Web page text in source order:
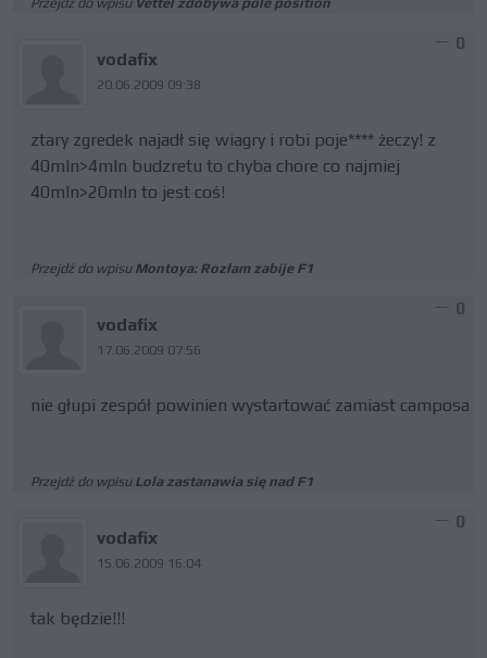
vodafix
20.06.2009 09:38
0
ztary zgredek najadł się wiagry i robi poje**** żeczy! z
40mln>4mln budzretu to chyba chore co najmiej
40mln>20mln to jest coś!
Przejdź do wpisu Montoya: Rozłam zabije F1
vodafix
17.06.2009 07:56
0
nie głupi zespół powinien wystartować zamiast camposa
Przejdź do wpisu Lola zastanawia się nad F1
vodafix
15.06.2009 16:04
0
tak będzie!!!